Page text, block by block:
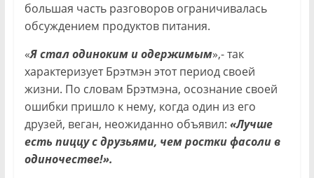
большая часть разговоров ограничивалась
обсуждением продуктов питания.
«Я стал одиноким и одержимым»,- так
характеризует Брэтмэн этот период своей
жизни. По словам Брэтмэна, осознание своей
ошибки пришло к нему, когда один из его
друзей, веган, неожиданно объявил: «Лучше
есть пиццу с друзьями, чем ростки фасоли в
одиночестве!».